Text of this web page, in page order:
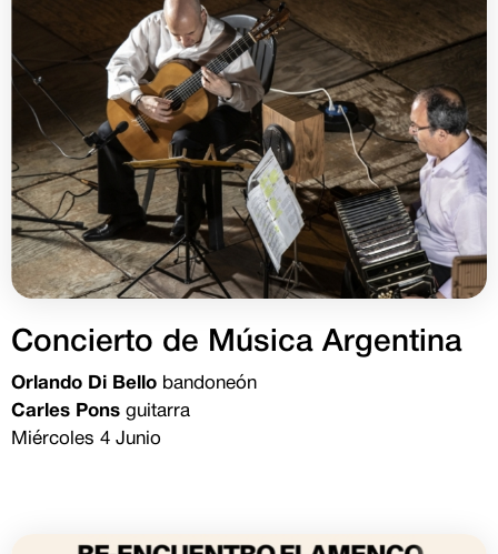
Concierto de Música Argentina
Orlando Di Bello bandoneón
Carles Pons guitarra
Miércoles 4 Junio